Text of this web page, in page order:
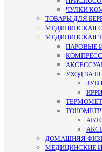
ЧУЛКИ
ТОВАРЫ ДЛЯ
МЕДИЦИНСКАЯ
МЕДИЦИНСКАЯ
ПАРОВЫЕ
УХОД ЗА
ДОМАШНЯЯ
МЕДИЦИНСКИЕ